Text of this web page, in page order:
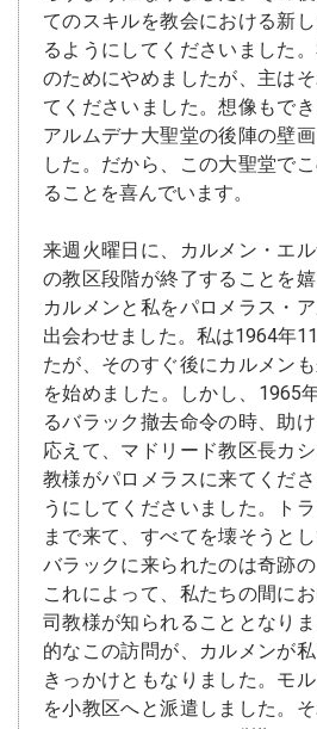
てのスキルを教会における新
るようにしてくださいました
のためにやめましたが、主は
てくださいました。想像もで
アルムデナ大聖堂の後陣の壁
した。だから、この大聖堂で
ることを喜んでいます。
来週火曜日に、カルメン・エ
の教区段階が終了することを
カルメンと私をパロメラス・
出会わせました。私は1964年
たが、そのすぐ後にカルメン
を始めました。しかし、1965
るバラック撤去命令の時、助
応えて、マドリード教区長カ
教様がパロメラスに来てくだ
うにしてくださいました。ト
まで来て、すべてを壊そうと
バラックに来られたのは奇跡の
これによって、私たちの間に
司教様が知られることとなり
的なこの訪問が、カルメンが
きっかけともなりました。モ
を小教区へと派遣しました。